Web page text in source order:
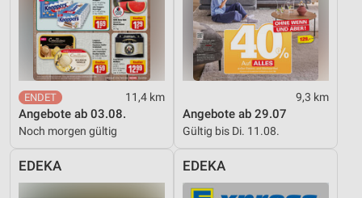
11,4 km
Angebote ab 03.08.
Noch morgen gültig
9,3 km
Angebote ab 29.07
Gültig bis Di. 11.08.
EDEKA EDEKA